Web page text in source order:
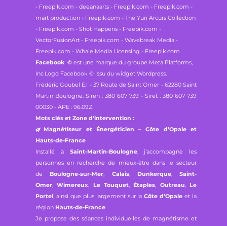
- Freepik.com - deeanaarts - Freepik.com - Freepik.com -
mart production - Freepik.com - The Yuri Arcurs Collection
- Freepik.com - Shot Happens - Freepik.com -
VectorFusionArt - Freepik.com - Wavebreak Media -
Freepik.com - Whale Media Licensing - Freepik.com
Facebook © est une marque du groupe Meta Platforms,
Inc Logo Facebook © issu du widget Wordpress.
Frédéric Goubel E.I - 37 Route de Saint Omer - 62280 Saint
Martin Boulogne. Siren : 380 607 739 - Siret : 380 607 739
00030 - APE : 96.09Z.
Mots clés et Zone d'intervention :
🌿 Magnétiseur et Énergéticien – Côte d’Opale et
Hauts-de-France
Installé à Saint-Martin-Boulogne, j’accompagne les
personnes en recherche de mieux-être dans le secteur
de Boulogne-sur-Mer, Calais, Dunkerque, Saint-
Omer,Wimereux, Le Touquet, Étaples, Outreau, Le
Portel , ainsi que plus largement sur laCôte d’Opale et la
région Hauts-de-France.
Je propose des séances individuelles de magnétisme et